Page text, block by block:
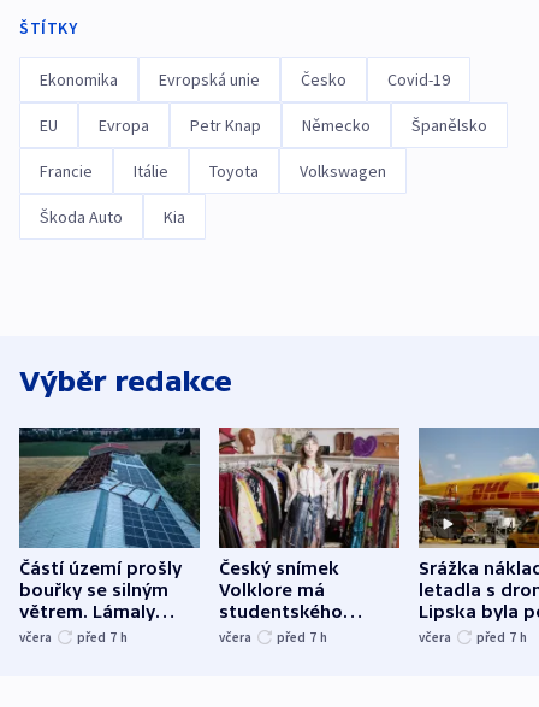
ŠTÍTKY
Ekonomika Evropská unie Česko Covid-19
EU Evropa Petr Knap Německo Španělsko
Francie Itálie Toyota Volkswagen
Škoda Auto Kia
Výběr redakce
Částí území prošly
bouřky se silným
větrem. Lámaly
stromy a poničily
včera před 7 h
Český snímek
Volklore má
studentského
Oscara, zabojuje o
včera před 7 h
Srážka
letadla s
Lipska byla
německého
včera před 7 h